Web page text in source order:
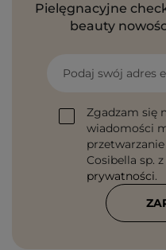
Pielęgnacyjne
beauty
Podaj swój adres
Zgadzam się
wiadomości
Cosibella sp.
prywatności.